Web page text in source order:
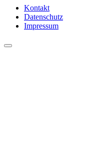
Kontakt
Datenschutz
Impressum